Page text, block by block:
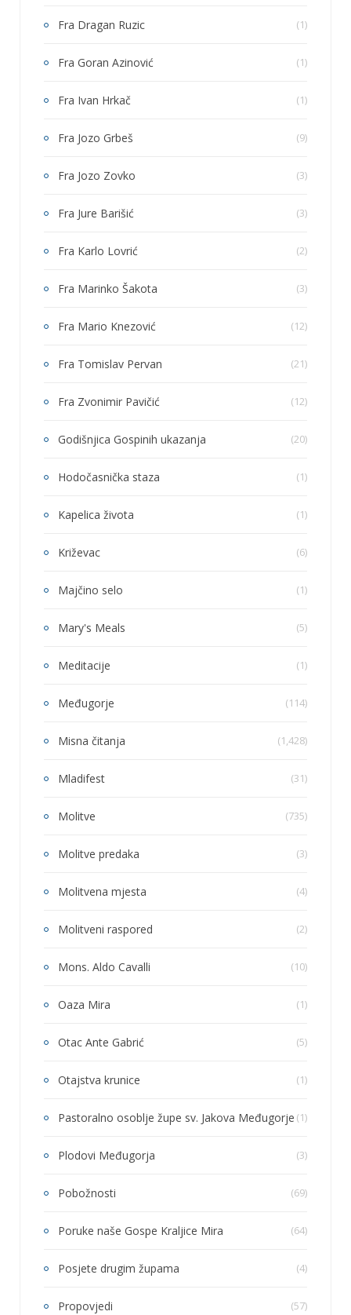
Fra Dragan Ruzic (1)
Fra Goran Azinović (1)
Fra Ivan Hrkač (1)
Fra Jozo Grbeš (9)
Fra Jozo Zovko (3)
Fra Jure Barišić (3)
Fra Karlo Lovrić (2)
Fra Marinko Šakota (3)
Fra Mario Knezović (12)
Fra Tomislav Pervan (21)
Fra Zvonimir Pavičić (12)
Godišnjica Gospinih ukazanja (20)
Hodočasnička staza (1)
Kapelica života (1)
Križevac (6)
Majčino selo (1)
Mary's Meals (5)
Meditacije (1)
Međugorje (114)
Misna čitanja (1,428)
Mladifest (31)
Molitve (735)
Molitve predaka (3)
Molitvena mjesta (4)
Molitveni raspored (2)
Mons. Aldo Cavalli (10)
Oaza Mira (1)
Otac Ante Gabrić (5)
Otajstva krunice (1)
Pastoralno osoblje župe sv. Jakova Međugorje (1)
Plodovi Međugorja (3)
Pobožnosti (69)
Poruke naše Gospe Kraljice Mira (64)
Posjete drugim župama (4)
Propovjedi (57)